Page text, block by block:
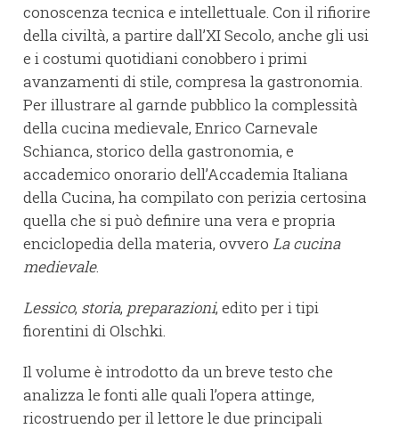
conoscenza tecnica e intellettuale. Con il rifiorire
della civiltà, a partire dall’XI Secolo, anche gli usi
e i costumi quotidiani conobbero i primi
avanzamenti di stile, compresa la gastronomia.
Per illustrare al garnde pubblico la complessità
della cucina medievale, Enrico Carnevale
Schianca, storico della gastronomia, e
accademico onorario dell’Accademia Italiana
della Cucina, ha compilato con perizia certosina
quella che si può definire una vera e propria
enciclopedia della materia, ovvero La cucina
medievale.
Lessico, storia, preparazioni, edito per i tipi
fiorentini di Olschki.
Il volume è introdotto da un breve testo che
analizza le fonti alle quali l’opera attinge,
ricostruendo per il lettore le due principali